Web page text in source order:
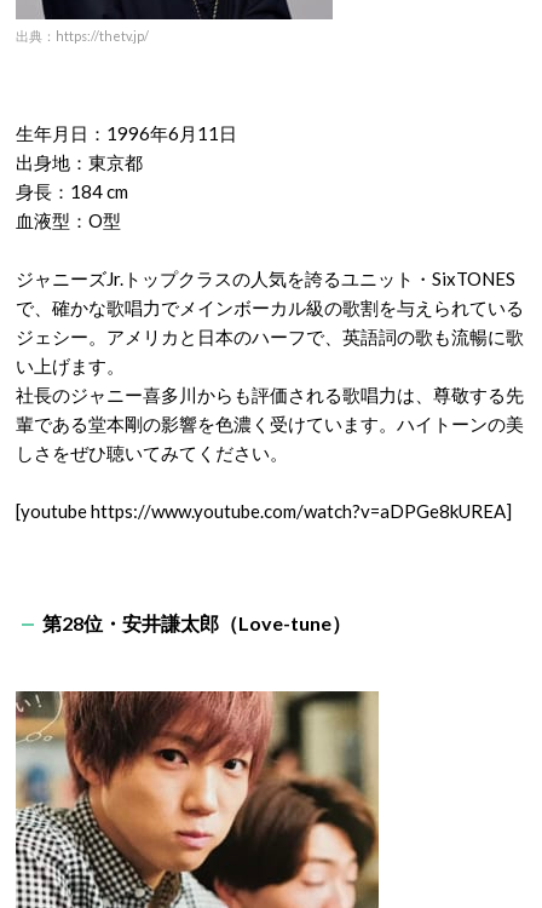
出典：https://thetv.jp/
生年月日：1996年6月11日
出身地：東京都
身長：184 cm
血液型：O型
ジャニーズJr.トップクラスの人気を誇るユニット・SixTONES
で、確かな歌唱力でメインボーカル級の歌割を与えられている
ジェシー。アメリカと日本のハーフで、英語詞の歌も流暢に歌
い上げます。
社長のジャニー喜多川からも評価される歌唱力は、尊敬する先
輩である堂本剛の影響を色濃く受けています。ハイトーンの美
しさをぜひ聴いてみてください。
[youtube https://www.youtube.com/watch?v=aDPGe8kUREA]
第28位・安井謙太郎（Love-tune）